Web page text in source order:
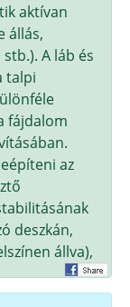
aktívan
állás,
A láb és
talpi
fájdalom
az
deszkán,
állva),